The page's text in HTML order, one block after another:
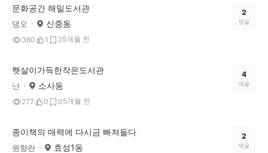
문화공간 해밀도서관
댕오 신중동
380 1 25개월 전
2
댓글
햇살이가득한작은도서관
난 소사동
277 0 05개월 전
4
댓글
종이책의 매력에 다시금 빠져들다
원향란 효성1동
2
댓글